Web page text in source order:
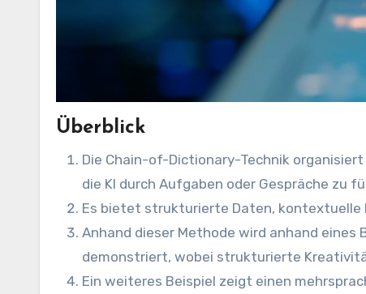
Überblick
Die Chain-of-Dictionary-Technik
die KI durch Aufgaben oder Gespräche zu
Es bietet strukturierte Daten, kontextuelle
Anhand dieser Methode wird anhand
demonstriert, wobei strukturierte
Ein weiteres Beispiel zeigt einen